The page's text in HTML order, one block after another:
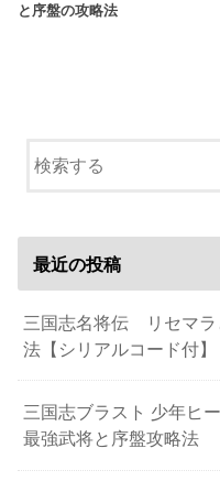
と序盤の攻略法
最近の投稿
三国志名将伝 リセマラ
法【シリアルコード付】
三国志ブラスト 少年ヒ
最強武将と序盤攻略法